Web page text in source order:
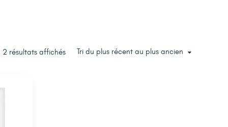
Tri du plus récent au plus ancien
2 résultats affichés